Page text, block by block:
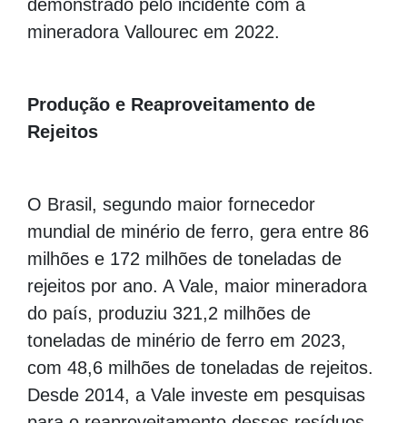
demonstrado pelo incidente com a
mineradora Vallourec em 2022.
Produção e Reaproveitamento de
Rejeitos
O Brasil, segundo maior fornecedor
mundial de minério de ferro, gera entre 86
milhões e 172 milhões de toneladas de
rejeitos por ano. A Vale, maior mineradora
do país, produziu 321,2 milhões de
toneladas de minério de ferro em 2023,
com 48,6 milhões de toneladas de rejeitos.
Desde 2014, a Vale investe em pesquisas